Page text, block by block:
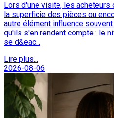
Lors d'une visite, les acheteurs
la superficie des pièces ou
autre élément influence
qu'ils s'en rendent compte : le
se d&eac...
Lire plus...
2026-08-06